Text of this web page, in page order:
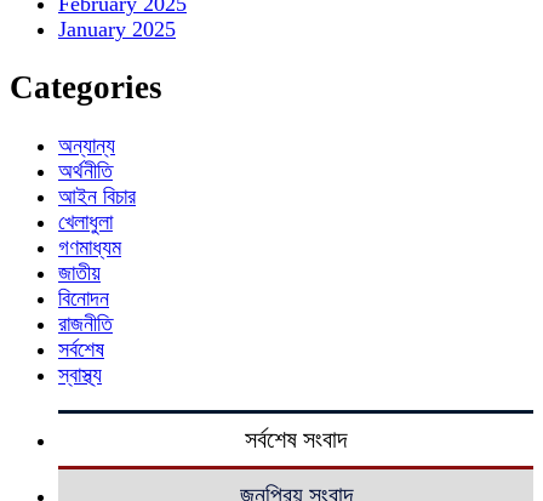
January 2025
Categories
অন্যান্য
অর্থনীতি
আইন বিচার
খেলাধুলা
গণমাধ্যম
জাতীয়
বিনোদন
রাজনীতি
সর্বশেষ
স্বাস্থ্য
সর্বশেষ সংবাদ
জনপ্রিয় সংবাদ